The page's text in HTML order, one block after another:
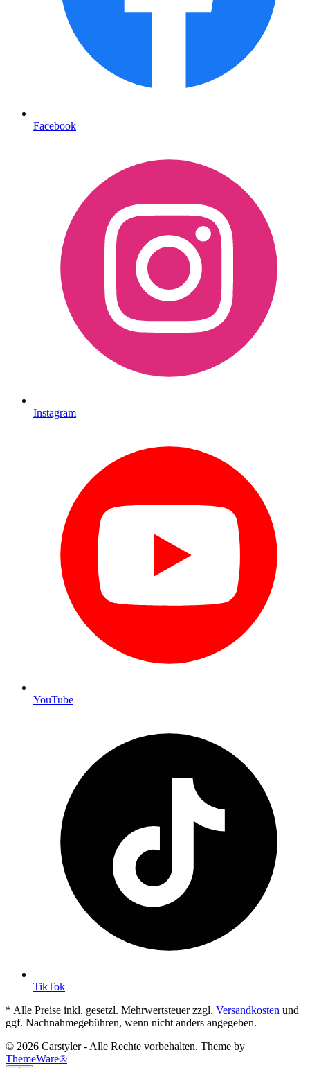
Facebook
Instagram
YouTube
TikTok
* Alle Preise inkl. gesetzl. Mehrwertsteuer zzgl. Versandkosten und
ggf. Nachnahmegebühren, wenn nicht anders angegeben.
© 2026 Carstyler - Alle Rechte vorbehalten. Theme by
ThemeWare®